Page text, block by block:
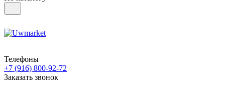
Телефоны
+7 (916) 800-92-72
Заказать звонок